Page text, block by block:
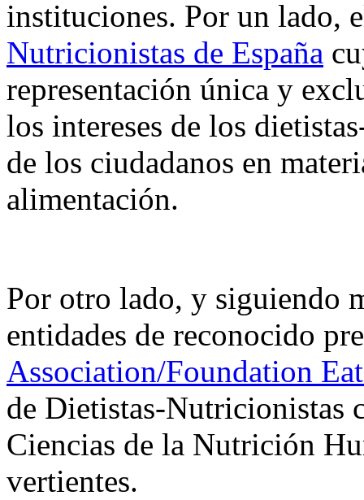
instituciones. Por un lado,
Nutricionistas de España
representación única y
los intereses de los
de los ciudadanos en
alimentación.
Por otro lado, y siguiendo
entidades de reconocido
Association/Foundation
de Dietistas-Nutricionistas
Ciencias de la Nutrición
vertientes.